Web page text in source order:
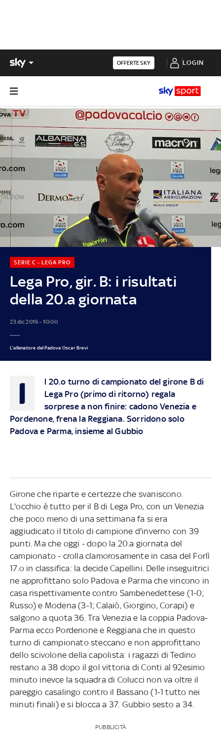
OFFERTE SKY LOGIN
Lega Pro, gir. B: i risultati
della 20.a giornata
SERIE C - LEGA PRO
23 dic 2016 - 10:00
L'allenatore del Padova Oscar Brevi
I
l 20.o turno di campionato del girone B di
Lega Pro (primo di ritorno) regala
sorprese a non finire: cadono Venezia e
Pordenone, frena la Reggiana. Sorridono solo
Padova e Parma, insieme al Gubbio
Girone che riparte e certezze che svaniscono.
L'occhio è tutto per il B di Lega Pro, con un Venezia
che poco meno di una settimana fa si era
aggiudicato il titolo di campione d'inverno con 39
punti. Ma che oggi - dopo la 20.a giornata del
campionato - crolla clamorosamente in casa del Forlì
17.o in classifica: la decide Capellini. Delle inseguitrici
ne approfittano solo Padova e Parma che vincono in
casa rispettivamente contro Sambenedettese (1-0;
Russo) e Modena (3-1; Calaiò, Giorgino, Corapi) e
salgono a quota 36. Tra Venezia e la coppia Padova-
Parma ecco Pordenone e Reggiana che in questo
turno di campionato steccano e non approfittano
dello scivolone della capolista: i ragazzi di Tedino
restano a 38 dopo il gol vittoria di Conti al 92esimo
minuto inevce la squadra di Colucci non va oltre il
pareggio casalingo contro il Bassano (1-1 tutto nei
minuti finali) e si blocca a 37. Gubbio sesto a 34.
PUBBLICITÀ